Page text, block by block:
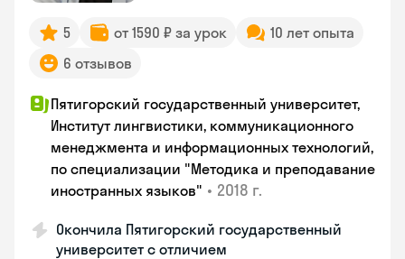
5 от 1590 ₽ за урок
10 лет опыта
6 отзывов
Пятигорский государственный университет,
Институт лингвистики, коммуникационного
менеджмента и информационных технологий,
по специализации "Методика и преподавание
иностранных языков" • 2018 г.
Окончила Пятигорский государственный
университет с отличием